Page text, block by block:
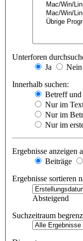
Unterforen
Ja
Nein
Innerhalb suchen:
Betreff und
Nur im
Nur im
Nur im
Ergebnisse anzeigen
Beiträge
Ergebnisse sortieren
Absteigend
Suchzeitraum